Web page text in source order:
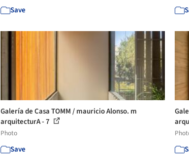
Save
Galería de Casa TOMM / mauricio Alonso. m
arquitecturA - 7
Photo
Save